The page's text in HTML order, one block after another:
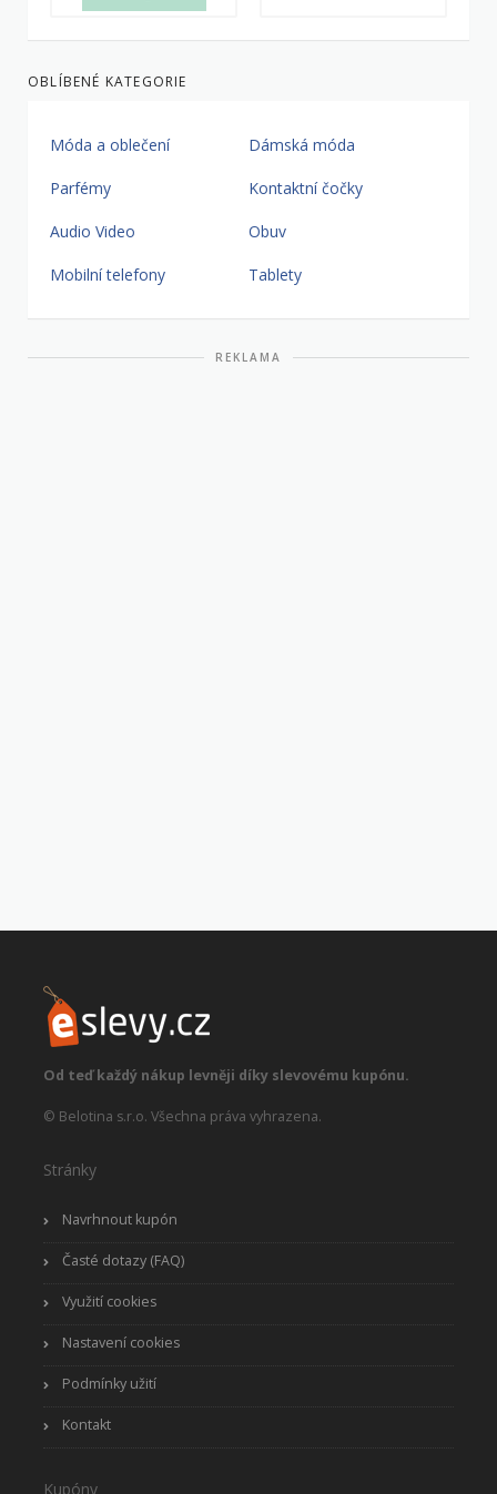
OBLÍBENÉ KATEGORIE
Móda a oblečení Dámská móda
Parfémy Kontaktní čočky
Audio Video Obuv
Mobilní telefony Tablety
REKLAMA
Od teď každý nákup levněji díky slevovému kupónu.
© Belotina s.r.o. Všechna práva vyhrazena.
Stránky
Navrhnout kupón
Časté dotazy (FAQ)
Využití cookies
Nastavení cookies
Podmínky užití
Kontakt
Kupóny